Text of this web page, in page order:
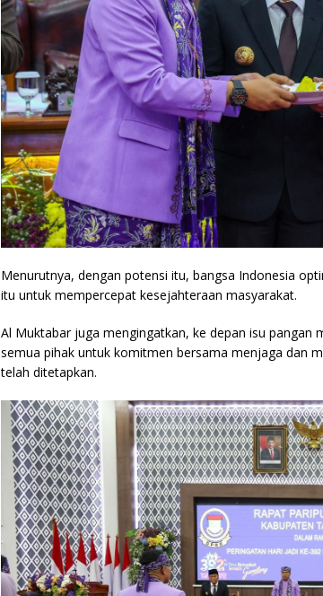
Menurutnya, dengan potensi itu, bangsa Indonesia
itu untuk mempercepat kesejahteraan masyarakat.
Al Muktabar juga mengingatkan, ke depan isu pangan
semua pihak untuk komitmen bersama menjaga dan
telah ditetapkan.